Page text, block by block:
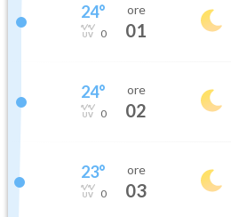
24°
0
ore
01
24°
0
ore
02
23°
0
ore
03